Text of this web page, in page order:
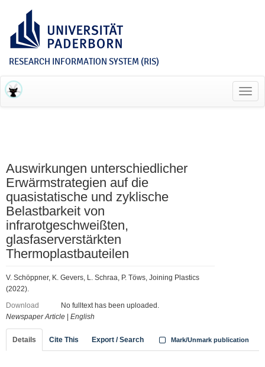
RESEARCH INFORMATION SYSTEM (RIS)
Auswirkungen unterschiedlicher
Erwärmstrategien auf die
quasistatische und zyklische
Belastbarkeit von
infrarotgeschweißten,
glasfaserverstärkten
Thermoplastbauteilen
V. Schöppner, K. Gevers, L. Schraa, P. Töws, Joining Plastics
(2022).
Download
No fulltext has been uploaded.
Newspaper Article
English
Details Cite This Export / Search Mark/Unmark publication